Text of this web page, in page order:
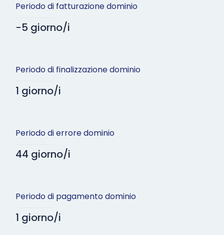
Periodo di fatturazione dominio
-5 giorno/i
Periodo di finalizzazione dominio
1 giorno/i
Periodo di errore dominio
44 giorno/i
Periodo di pagamento dominio
1 giorno/i